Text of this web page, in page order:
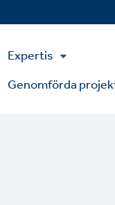
Main
Menu
Expertis
Genomförda